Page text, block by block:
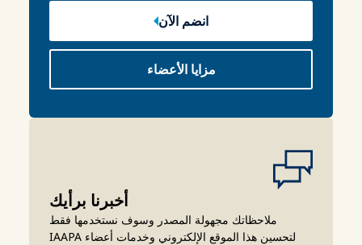
انضم الآن
مزايا الأعضاء
أخبرنا برأيك
ملاحظاتك مجهولة المصدر وسوف نستخدمها فقط
لتحسين هذا الموقع الإلكتروني وخدمات أعضاء IAAPA